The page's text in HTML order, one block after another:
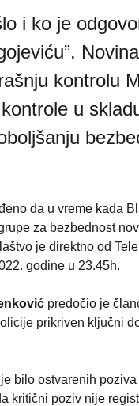
i ko je
kontrolu
u
da u vreme kada
za bezbednost
je direktno od
godine u 23.45h.
predočio je
prikriven ključni
bilo ostvarenih
kritični poziv nije